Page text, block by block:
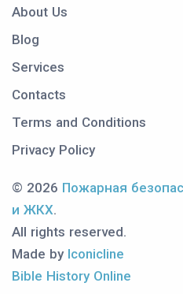
About Us
Blog
Services
Contacts
Terms and Conditions
Privacy Policy
© 2026 Пожарная
и ЖКХ.
All rights reserved.
Made by Iconicline
Bible History Online